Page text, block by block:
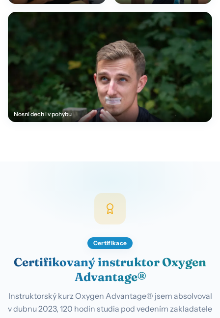
Nosní dech i v pohybu
Certifikace
Certifikovaný instruktor Oxygen
Advantage®
Instruktorský kurz Oxygen Advantage® jsem absolvoval
v dubnu 2023, 120 hodin studia pod vedením zakladatele